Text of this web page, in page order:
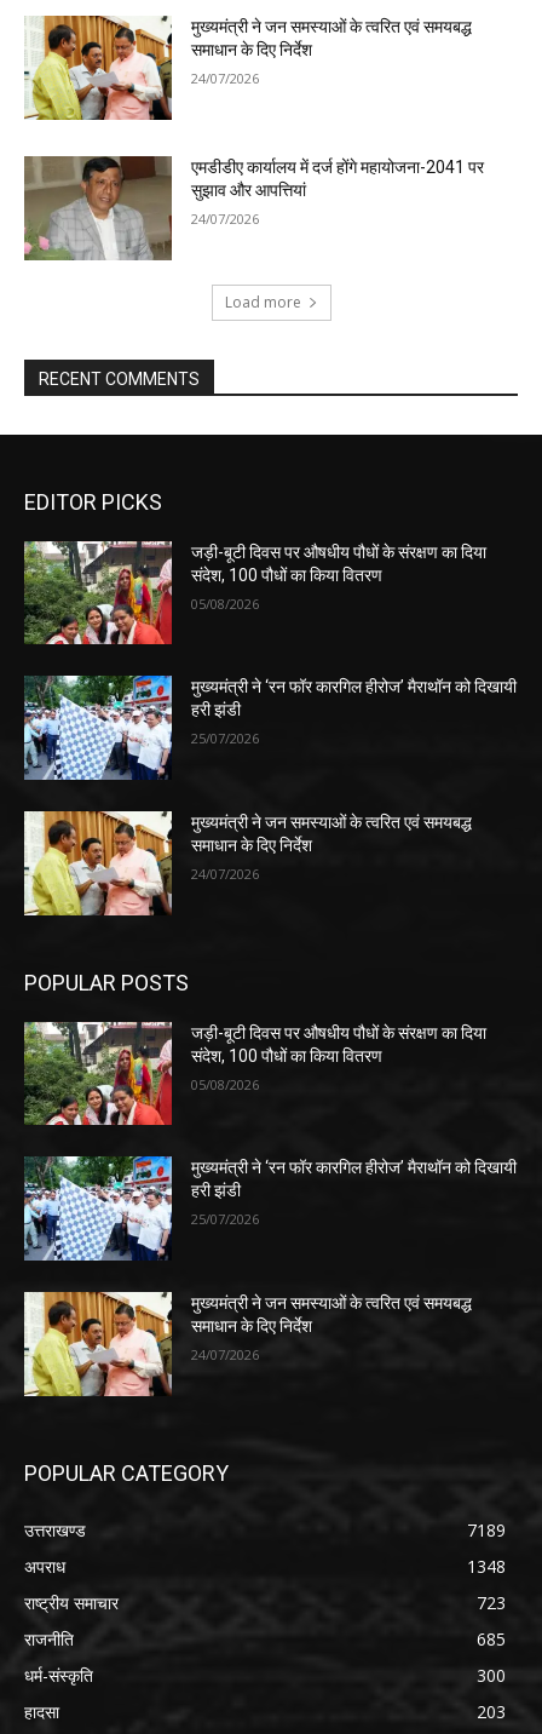
मुख्यमंत्री ने जन समस्याओं के त्वरित एवं समयबद्ध
समाधान के दिए निर्देश
24/07/2026
एमडीडीए कार्यालय में दर्ज होंगे महायोजना-2041 पर
सुझाव और आपत्तियां
24/07/2026
Load more
RECENT COMMENTS
EDITOR PICKS
जड़ी-बूटी दिवस पर औषधीय पौधों के संरक्षण का दिया
संदेश, 100 पौधों का किया वितरण
05/08/2026
मुख्यमंत्री ने ‘रन फॉर कारगिल हीरोज’ मैराथॉन को दिखायी
हरी झंडी
25/07/2026
मुख्यमंत्री ने जन समस्याओं के त्वरित एवं समयबद्ध
समाधान के दिए निर्देश
24/07/2026
POPULAR POSTS
जड़ी-बूटी दिवस पर औषधीय पौधों के संरक्षण का दिया
संदेश, 100 पौधों का किया वितरण
05/08/2026
मुख्यमंत्री ने ‘रन फॉर कारगिल हीरोज’ मैराथॉन को दिखायी
हरी झंडी
25/07/2026
मुख्यमंत्री ने जन समस्याओं के त्वरित एवं समयबद्ध
समाधान के दिए निर्देश
24/07/2026
POPULAR CATEGORY
उत्तराखण्ड
7189
अपराध
1348
राष्ट्रीय समाचार
723
राजनीति
685
धर्म-संस्कृति
300
हादसा
203